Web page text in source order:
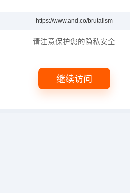
请注意保护您的隐私安全
继续访问